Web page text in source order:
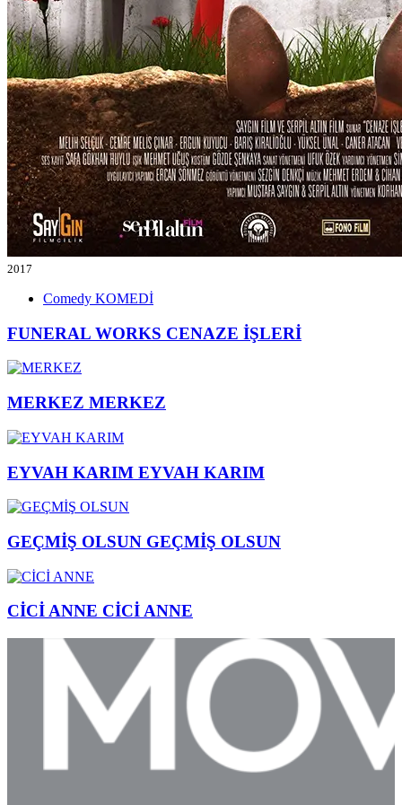
2017
Comedy KOMEDİ
FUNERAL WORKS CENAZE İŞLERİ
MERKEZ MERKEZ
EYVAH KARIM EYVAH KARIM
GEÇMİŞ OLSUN GEÇMİŞ OLSUN
CİCİ ANNE CİCİ ANNE